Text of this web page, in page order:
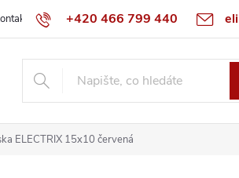
+420 466 799 440
Obchodní podmínky Reklamační
ELECTRIX 15x10 červená